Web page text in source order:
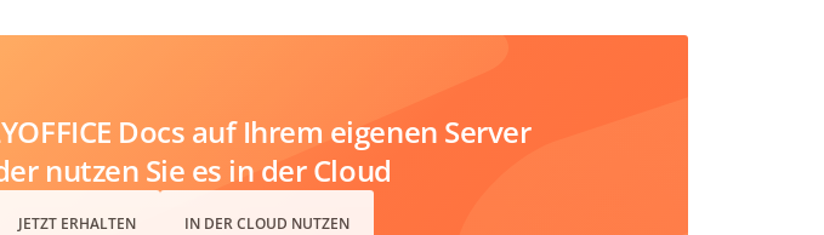
Docs auf Ihrem eigenen Server
nutzen Sie es in der Cloud
JETZT ERHALTEN IN DER CLOUD NUTZEN